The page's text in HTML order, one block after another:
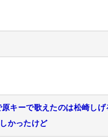
キーで歌えたのは松崎し
かったけど